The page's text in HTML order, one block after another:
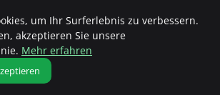
und wie funktioniert es?
um Ihr Surferlebnis zu verbessern.
akzeptieren Sie unsere
Mehr erfahren